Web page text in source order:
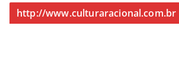
http://www.culturaracional.com.br